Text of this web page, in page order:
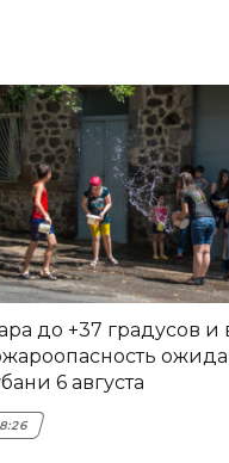
до +37 градусов и
6 августа